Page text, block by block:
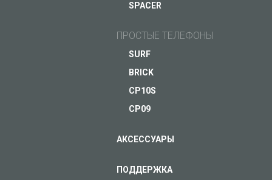
SPACER
ПРОСТЫЕ ТЕЛЕФОНЫ
SURF
BRICK
CP10S
CP09
АКСЕССУАРЫ
ПОДДЕРЖКА